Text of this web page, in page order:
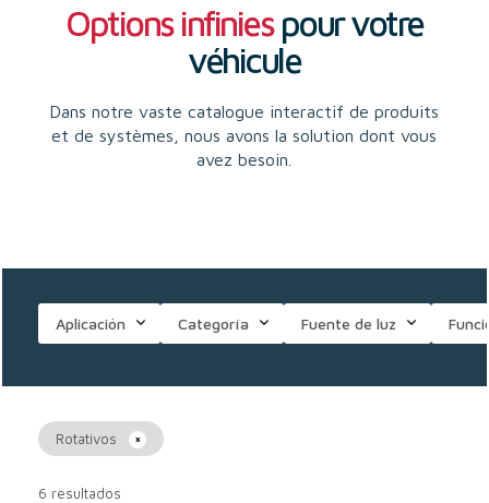
Options infiniespour votre
véhicule
Dans notre vaste catalogue interactif de produits
et de systèmes, nous avons la solution dont vous
avez besoin.
Aplicación Categoría Fuente de luz
Rotativos
6 resultados